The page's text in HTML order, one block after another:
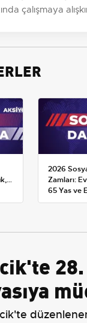
çalışmaya
2026
Zamları:
65 Yaş ve